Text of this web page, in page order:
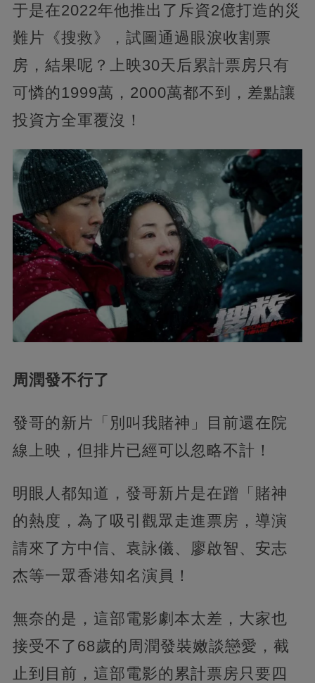
于是在2022年他推出了斥資2億打造的災
難片《搜救》，試圖通過眼淚收割票
房，結果呢？上映30天后累計票房只有
可憐的1999萬，2000萬都不到，差點讓
投資方全軍覆沒！
周潤發不行了
發哥的新片「別叫我賭神」目前還在院
線上映，但排片已經可以忽略不計！
明眼人都知道，發哥新片是在蹭「賭神
的熱度，為了吸引觀眾走進票房，導演
請來了方中信、袁詠儀、廖啟智、安志
杰等一眾香港知名演員！
無奈的是，這部電影劇本太差，大家也
接受不了68歲的周潤發裝嫩談戀愛，截
止到目前，這部電影的累計票房只要四